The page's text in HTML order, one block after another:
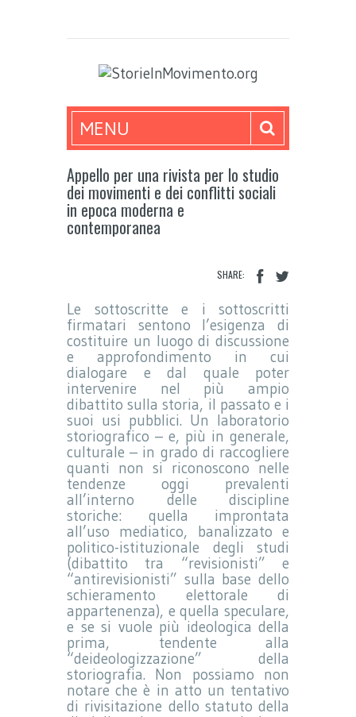
MENU
Appello per una rivista per lo studio
dei movimenti e dei conflitti sociali
in epoca moderna e
contemporanea
SHARE:
Le sottoscritte e i sottoscritti
firmatari sentono l’esigenza di
costituire un luogo di discussione
e approfondimento in cui
dialogare e dal quale poter
intervenire nel più ampio
dibattito sulla storia, il passato e i
suoi usi pubblici. Un laboratorio
storiografico – e, più in generale,
culturale – in grado di raccogliere
quanti non si riconoscono nelle
tendenze oggi prevalenti
all’interno delle discipline
storiche: quella improntata
all’uso mediatico, banalizzato e
politico-istituzionale degli studi
(dibattito tra “revisionisti” e
“antirevisionisti” sulla base dello
schieramento elettorale di
appartenenza), e quella speculare,
e se si vuole più ideologica della
prima, tendente alla
“deideologizzazione” della
storiografia. Non possiamo non
notare che è in atto un tentativo
di rivisitazione dello statuto della